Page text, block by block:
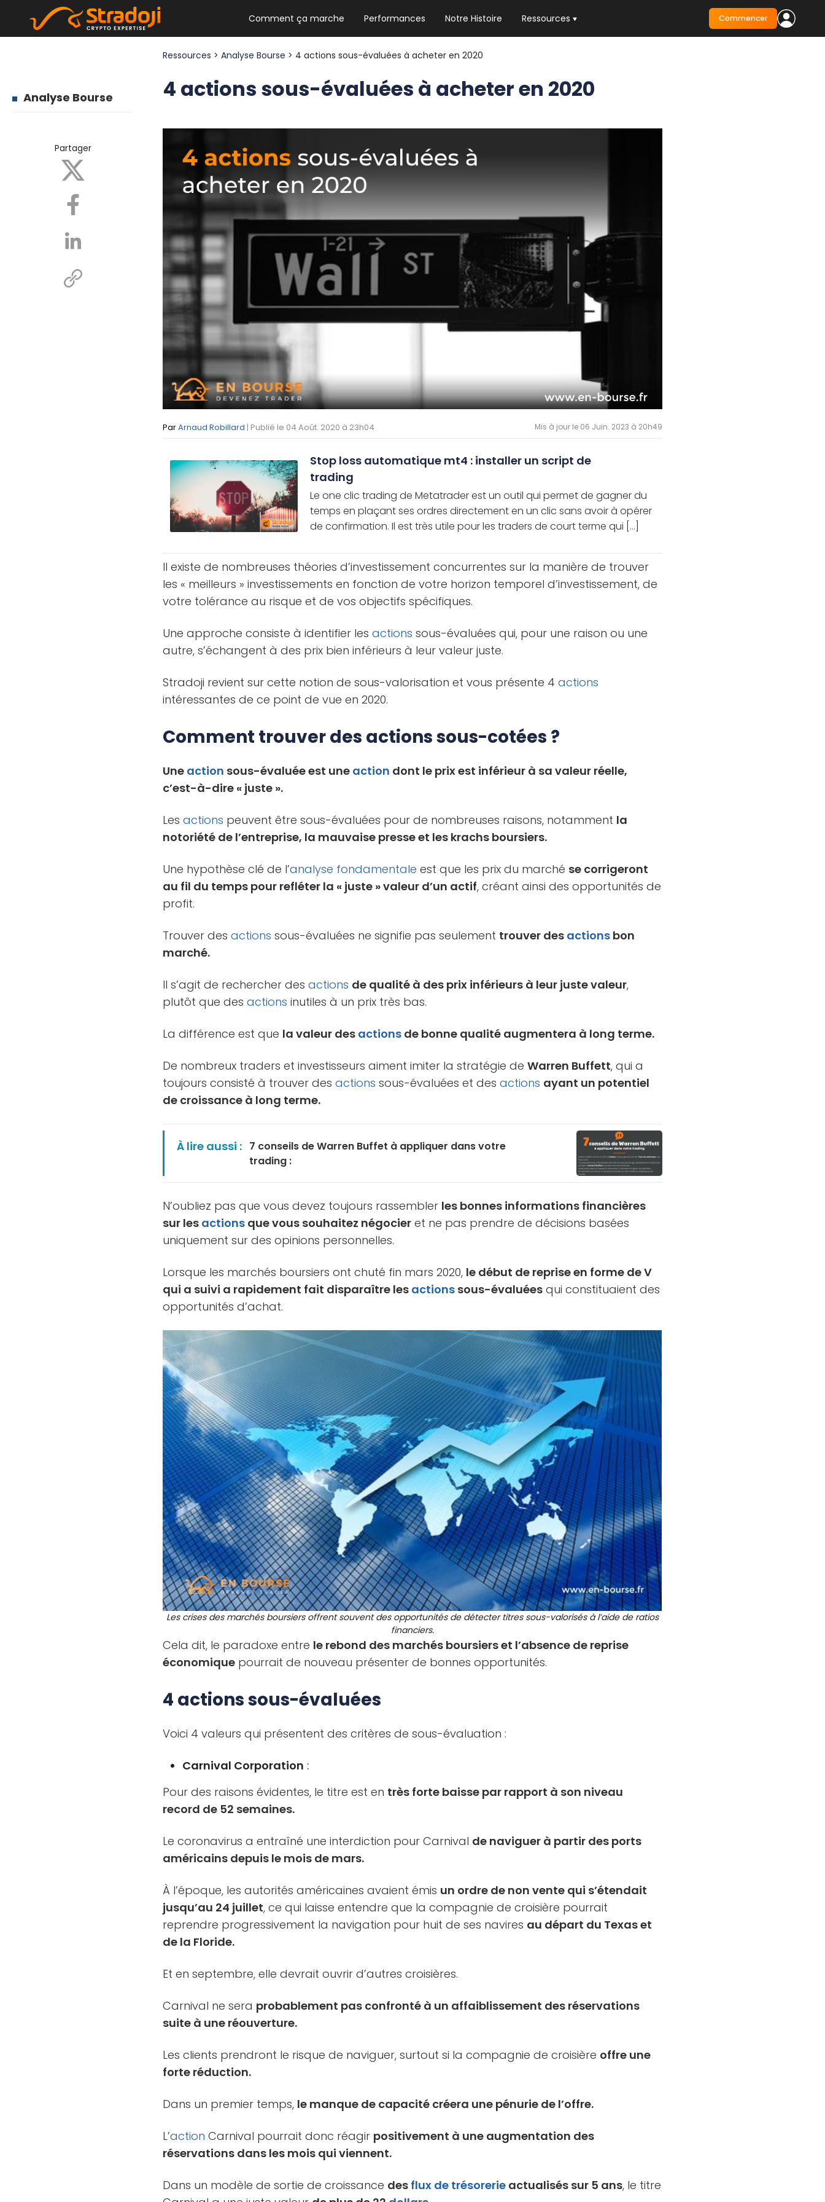
Comment ça marche Performances Notre Histoire Ressources
NEWSLETTER HEBDO
Les news crypto dont vous avez besoin
Le guide ultime pour débuter dans les
cryptomonnaies
Commencer
Analyse Bourse
Partager
Ressources >Analyse Bourse > 4 actions sous-évaluées à acheter en 2020
4 actions sous-évaluées à acheter en 2020
ParArnaud Robillard | Publié le 04 Août. 2020 à 23h04 Mis à jour le 06 Juin. 2023 à 20h49
Stop loss automatique mt4 : installer un script de
trading
Le one clic trading de Metatrader est un outil qui permet de gagner du
temps en plaçant ses ordres directement en un clic sans avoir à opérer
de confirmation. Il est très utile pour les traders de court terme qui [...]
Il existe de nombreuses théories d’investissement concurrentes sur la manière de trouver
les « meilleurs » investissements en fonction de votre horizon temporel d’investissement, de
votre tolérance au risque et de vos objectifs spécifiques.
Une approche consiste à identifier lesactions sous-évaluées qui, pour une raison ou une
autre, s’échangent à des prix bien inférieurs à leur valeur juste.
Stradoji revient sur cette notion de sous-valorisation et vous présente 4actions
intéressantes de ce point de vue en 2020.
Comment trouver des actions sous-cotées ?
Une action sous-évaluée est une action dont le prix est inférieur à sa valeur réelle,
c’est-à-dire « juste ».
Lesactions peuvent être sous-évaluées pour de nombreuses raisons, notamment la
notoriété de l’entreprise, la mauvaise presse et les krachs boursiers.
Une hypothèse clé de l’analyse fondamentale est que les prix du marché se corrigeront
au fil du temps pour refléter la « juste » valeur d’un actif, créant ainsi des opportunités de
profit.
Trouver desactions sous-évaluées ne signifie pas seulement trouver des actions bon
marché.
Il s’agit de rechercher desactions de qualité à des prix inférieurs à leur juste valeur,
plutôt que desactions inutiles à un prix très bas.
La différence est que la valeur des actions de bonne qualité augmentera à long terme.
De nombreux traders et investisseurs aiment imiter la stratégie deWarren Buffett, qui a
toujours consisté à trouver desactions sous-évaluées et desactions ayant un potentiel
de croissance à long terme.
À lire aussi : 7 conseils de Warren Buffet à appliquer dans votre
trading :
N’oubliez pas que vous devez toujours rassembler les bonnes informations financières
sur les actions que vous souhaitez négocier et ne pas prendre de décisions basées
uniquement sur des opinions personnelles.
Lorsque les marchés boursiers ont chuté fin mars 2020, le début de reprise en forme de V
qui a suivi a rapidement fait disparaître les actions sous-évaluées qui constituaient des
opportunités d’achat.
Les crises des marchés boursiers offrent souvent des opportunités de détecter titres sous-valorisés à l’aide de ratios
financiers.
Cela dit, le paradoxe entre le rebond des marchés boursiers et l’absence de reprise
économique pourrait de nouveau présenter de bonnes opportunités.
4 actions sous-évaluées
Voici 4 valeurs qui présentent des critères de sous-évaluation :
Carnival Corporation :
Pour des raisons évidentes, le titre est en très forte baisse par rapport à son niveau
record de 52 semaines.
Le coronavirus a entraîné une interdiction pour Carnival de naviguer à partir des ports
américains depuis le mois de mars.
À l’époque, les autorités américaines avaient émis un ordre de non vente qui s’étendait
jusqu’au 24 juillet, ce qui laisse entendre que la compagnie de croisière pourrait
reprendre progressivement la navigation pour huit de ses navires au départ du Texas et
de la Floride.
Et en septembre, elle devrait ouvrir d’autres croisières.
Carnival ne sera probablement pas confronté à un affaiblissement des réservations
suite à une réouverture.
Les clients prendront le risque de naviguer, surtout si la compagnie de croisière offre une
forte réduction.
Dans un premier temps, le manque de capacité créera une pénurie de l’offre.
L’action Carnival pourrait donc réagir positivement à une augmentation des
réservations dans les mois qui viennent.
Dans un modèle de sortie de croissance des flux de trésorerie actualisés sur 5 ans, le titre